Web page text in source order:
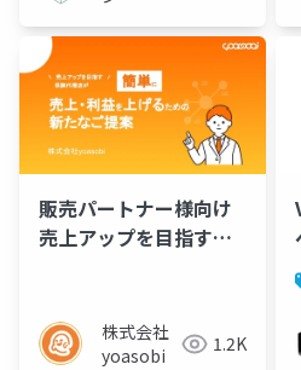
販売パートナー様向け
売上アップを目指す保
の新たなご提案
株式会社
yoasobi
1.2K